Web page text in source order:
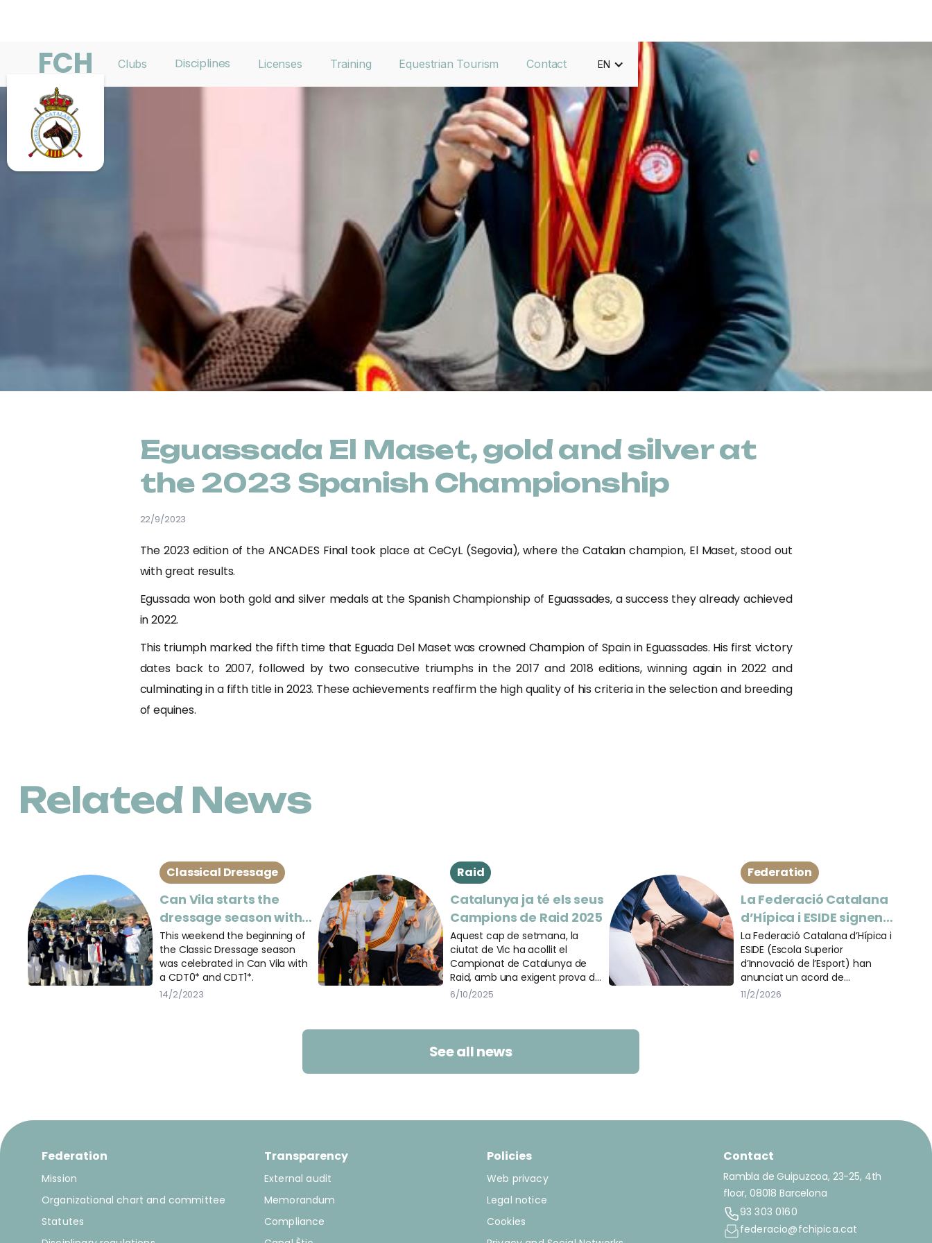
FCH Clubs Disciplines Licenses Training Equestrian Tourism Contact EN
Eguassada El Maset, gold and silver at
the 2023 Spanish Championship
22/9/2023
The 2023 edition of the ANCADES Final took place at CeCyL (Segovia), where the Catalan champion, El Maset, stood out
with great results.
Egussada won both gold and silver medals at the Spanish Championship of Eguassades, a success they already achieved
in 2022.
This triumph marked the fifth time that Eguada Del Maset was crowned Champion of Spain in Eguassades. His first victory
dates back to 2007, followed by two consecutive triumphs in the 2017 and 2018 editions, winning again in 2022 and
culminating in a fifth title in 2023. These achievements reaffirm the high quality of his criteria in the selection and breeding
of equines.
Related News
Classical Dressage
Can Vila starts the
dressage season with
two territorial
competitions
This weekend the beginning of
the Classic Dressage season
was celebrated in Can Vila with
a CDT0* and CDT1*.
14/2/2023
Raid
Catalunya ja té els seus
Campions de Raid 2025
Aquest cap de setmana, la
ciutat de Vic ha acollit el
Campionat de Catalunya de
Raid, amb una exigent prova de
120 quilòmetres que ha posat a
cavall.
6/10/2025
Federation
La Federació Catalana
d’Hípica i ESIDE signen
un acord per impulsar
la formació del sector
esportiu
La Federació Catalana d’Hípica i
ESIDE (Escola Superior
d’Innovació de l’Esport) han
anunciat un acord de
col·laboració amb l’objectiu
11/2/2026
See all news
Federation
Mission
Organizational chart and committee
Statutes
Transparency
External audit
Memorandum
Compliance
Policies
Web privacy
Legal notice
Cookies
Contact
Rambla de Guipuzcoa, 23-25, 4th
floor, 08018 Barcelona
93 303 0160
federacio@fchipica.cat